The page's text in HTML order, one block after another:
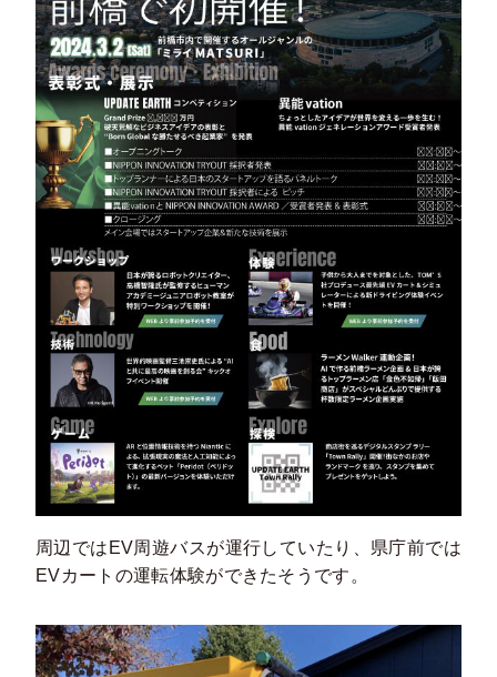
周辺ではEV周遊バスが運行していたり、県庁前では
EVカートの運転体験ができたそうです。